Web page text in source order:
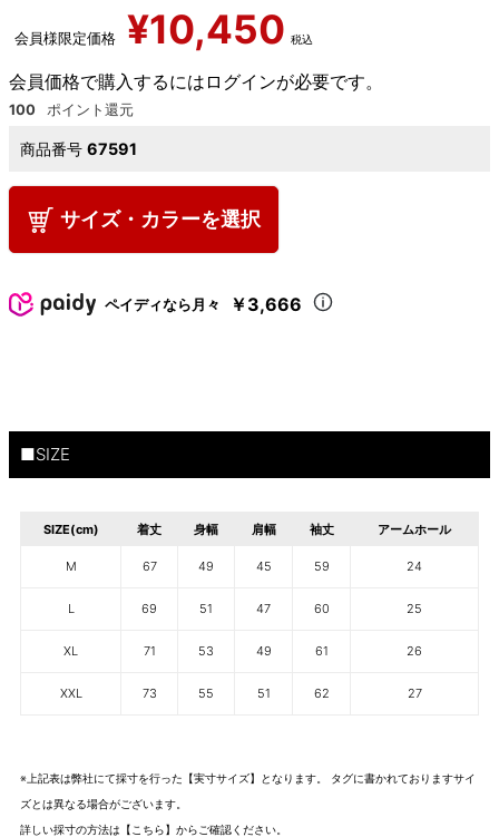
会員様限定価格 ¥10,450 税込
会員価格で購入するにはログインが必要です。
100
商品番号 67591
サイズ・カラーを選択
ペイディなら月々 ￥3,666
■SIZE
SIZE(cm) 着丈 身幅 肩幅 袖丈 アームホール
M 67 49 45 59 24
L 69 51 47 60 25
XL 71 53 49 61 26
XXL 73 55 51 62 27
※上記表は弊社にて採寸を行った【実寸サイズ】となります。 タグに書かれておりますサイ
ズとは異なる場合がございます。
詳しい採寸の方法は 【こちら】から ご確認ください。